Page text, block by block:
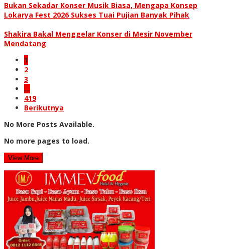
Bukan Sekadar Konser Musik Biasa, Mengapa Konsep
Lokarya Fest 2026 Sukses Tuai Pujian Banyak Pihak
Shakira Bakal Menggelar Konser di Mesir November
Mendatang
1
2
3
…
419
Berikutnya
No More Posts Available.
No more pages to load.
View More